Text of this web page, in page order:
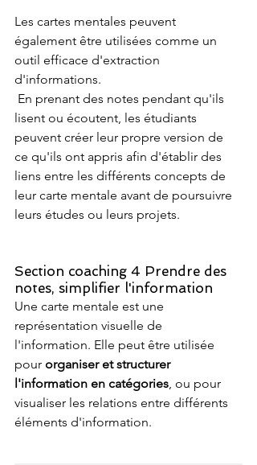
Les cartes mentales peuvent
également être utilisées comme un
outil efficace d'extraction
d'informations.
lisent ou écoutent, les étudiants
peuvent créer leur propre version de
ce qu'ils ont appris afin d'établir des
liens entre les différents concepts de
leur carte mentale avant de poursuivre
leurs études ou leurs projets.
Section coaching 4 Prendre des
notes, simplifier l'information
Une carte mentale est une
représentation visuelle de
l'information. Elle peut être utilisée
pour organiser et structurer
l'information en catégories , ou pour
visualiser les relations entre différents
éléments d'information.